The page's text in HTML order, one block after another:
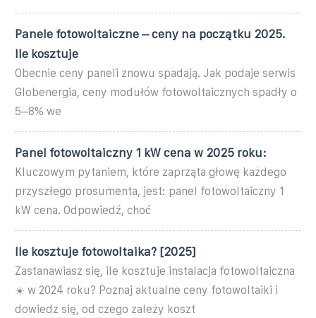
Panele fotowoltaiczne – ceny na początku 2025.
Ile kosztuje
Obecnie ceny paneli znowu spadają. Jak podaje serwis
Globenergia, ceny modułów fotowoltaicznych spadły o
5–8% we
Panel fotowoltaiczny 1 kW cena w 2025 roku:
Kluczowym pytaniem, które zaprząta głowę każdego
przyszłego prosumenta, jest: panel fotowoltaiczny 1
kW cena. Odpowiedź, choć
Ile kosztuje fotowoltaika? [2025]
Zastanawiasz się, ile kosztuje instalacja fotowoltaiczna
☀️ w 2024 roku? Poznaj aktualne ceny fotowoltaiki i
dowiedz się, od czego zależy koszt